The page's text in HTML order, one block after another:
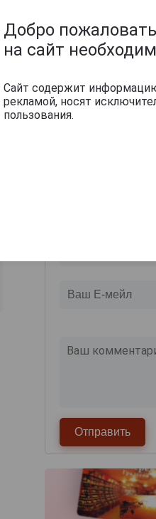
Добро
на сайт
Сайт содержит
рекламой, носят
пользования.